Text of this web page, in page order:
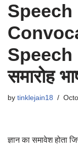
Speech
समारोह
by tinklejain18
ज्ञान का समावेश होता